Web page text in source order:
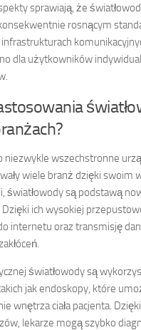
sprawiają, że
rosnącym
dla użytkowników
niezwykle wszechstronne
wiele branż dzięki swoim
światłowody są podstawą
ich wysokiej
internetu oraz transmisję
światłowody są
jak endoskopy, które
wnętrza ciała pacjenta.
lekarze mogą szybko